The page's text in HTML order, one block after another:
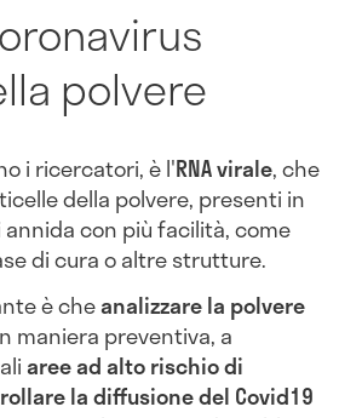
polvere
i ricercatori, è l'RNA virale, che
della polvere, presenti in
con più facilità, come
di cura o altre strutture.
è cheanalizzare la polvere
maniera preventiva, a
aree ad alto rischio di
la diffusione del Covid19